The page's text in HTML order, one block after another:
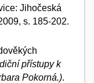
Jihočeská
s. 185-202.
přístupy k
Pokorná.).